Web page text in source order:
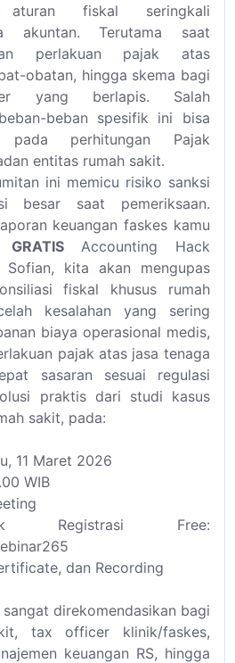
aturan fiskal seringkali
akuntan. Terutama saat
perlakuan pajak atas
obatan, hingga skema bagi
yang berlapis. Salah
beban spesifik ini bisa
perhitungan Pajak
entitas rumah sakit.
ini memicu risiko sanksi
besar saat pemeriksaan.
keuangan faskes kamu
GRATISAccounting Hack
kita akan mengupas
fiskal khusus rumah
kesalahan yang sering
biaya operasional medis,
pajak atas jasa tenaga
sasaran sesuai regulasi
praktis dari studi kasus
sakit, pada:
11 Maret 2026
WIB
Free:
dan Recording
direkomendasikan bagi
tax officer klinik/faskes,
keuangan RS, hingga